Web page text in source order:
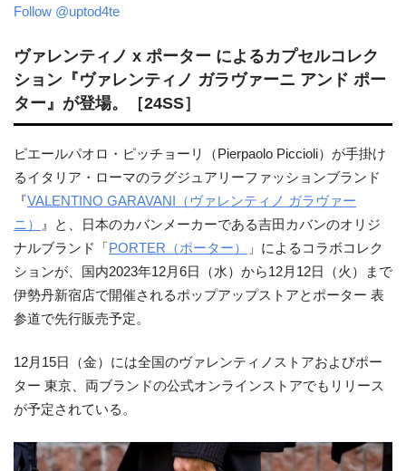
Follow @uptod4te
ヴァレンティノ x ポーター によるカプセルコレク
ション『ヴァレンティノ ガラヴァーニ アンド ポー
ター』が登場。［24SS］
ピエールパオロ・ピッチョーリ（Pierpaolo Piccioli）が手掛け
るイタリア・ローマのラグジュアリーファッションブランド
『VALENTINO GARAVANI（ヴァレンティノ ガラヴァー
ニ）
』と、日本のカバンメーカーである吉田カバンのオリジ
ナルブランド「 PORTER（ポーター）
」によるコラボコレク
ションが、国内2023年12月6日（水）から12月12日（火）まで
伊勢丹新宿店で開催されるポップアップストアとポーター 表
参道で先行販売予定。
12月15日（金）には全国のヴァレンティノストアおよびポー
ター 東京、両ブランドの公式オンラインストアでもリリース
が予定されている。